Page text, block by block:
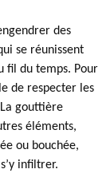
des
se réunissent
fil du temps. Pour
de respecter les
gouttière
éléments,
ou bouchée,
infiltrer.